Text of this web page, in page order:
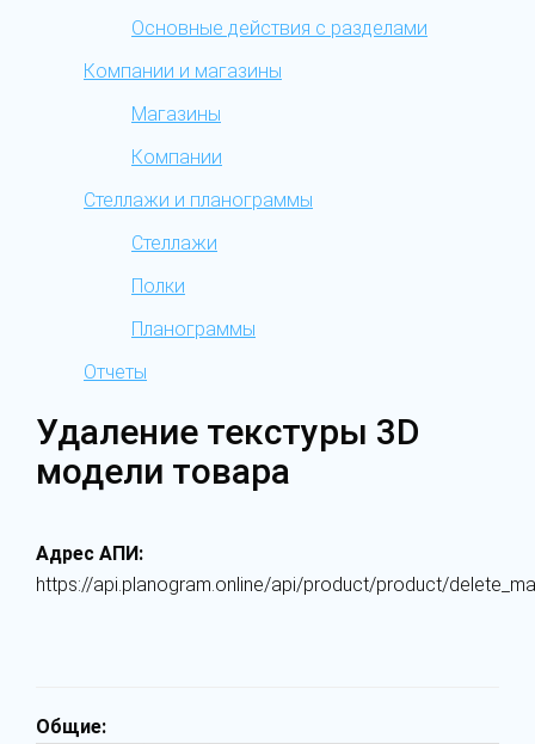
Основные действия с разделами
Компании и магазины
Магазины
Компании
Стеллажи и планограммы
Стеллажи
Полки
Планограммы
Отчеты
Удаление текстуры 3D
модели товара
Адрес АПИ:
https://api.planogram.online/api/product/product/
Общие: